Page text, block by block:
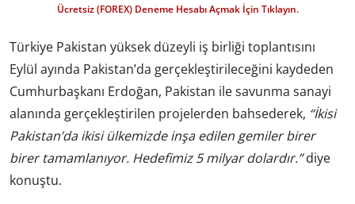
Ücretsiz (FOREX) Deneme Hesabı Açmak İçin Tıklayın.
Türkiye Pakistan yüksek düzeyli iş birliği toplantısını
Eylül ayında Pakistan’da gerçekleştirileceğini kaydeden
Cumhurbaşkanı Erdoğan, Pakistan ile savunma sanayi
alanında gerçekleştirilen projelerden bahsederek, “İkisi
Pakistan’da ikisi ülkemizde inşa edilen gemiler birer
birer tamamlanıyor. Hedefimiz 5 milyar dolardır.”diye
konuştu.